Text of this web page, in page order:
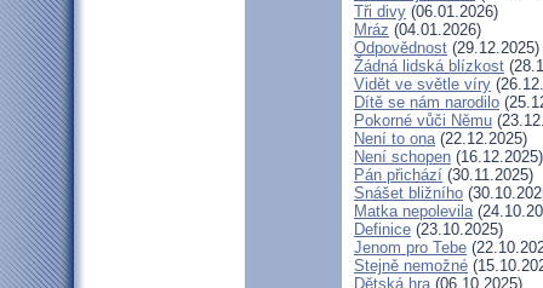
Tři divy (06.01.2026)
Mráz (04.01.2026)
Odpovědnost (29.12.2025)
Žádná lidská blízkost
Vidět ve světle víry
Dítě se nám narodilo
Pokorné vůči Němu
Není to ona(22.12.2025)
Není schopen (16.12.2025)
Pán přichází (30.11.2025)
Snášet bližního
Matka nepolevila
Definice (23.10.2025)
Jenom pro Tebe
Stejně nemožné
Dětská hra(06.10.2025)